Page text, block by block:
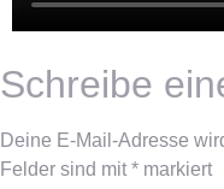
Schreibe
Deine E-Mail-Adresse
Felder sind mit * markiert